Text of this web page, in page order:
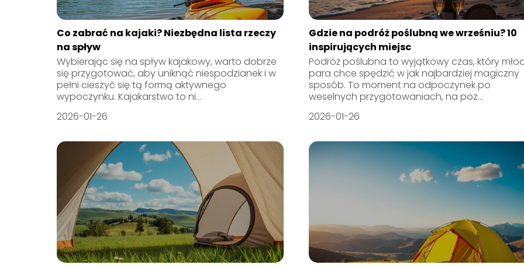
Co zabrać na kajaki? Niezbędna lista rzeczy
na spływ
Wybierając się na spływ kajakowy, warto dobrze
się przygotować, aby uniknąć niespodzianek i w
pełni cieszyć się tą formą aktywnego
wypoczynku. Kajakarstwo to ni...
2026-01-26
Gdzie na podróż poślubną we wrześniu? 10
inspirujących miejsc
Podróż poślubna to wyjątkowy czas, który
para chce spędzić w jak najbardziej magiczny
sposób. To moment na odpoczynek po
weselnych przygotowaniach, na poz...
2026-01-26